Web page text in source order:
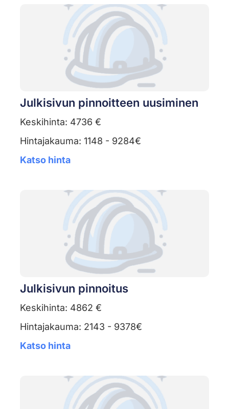
Julkisivun pinnoitteen uusiminen
Keskihinta: 4736 €
Hintajakauma: 1148 - 9284€
Katso hinta
Julkisivun pinnoitus
Keskihinta: 4862 €
Hintajakauma: 2143 - 9378€
Katso hinta